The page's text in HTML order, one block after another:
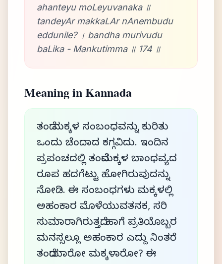
ahanteyu moLeyuvanaka ॥
tandeyAr makkaLAr nAnembudu
eddunile? । bandha murivudu
baLika - Mankutimma ॥ 174 ॥
Meaning in Kannada
ತಂದೆ ಮಕ್ಕಳ ಸಂಬಂಧವನ್ನು ಕುರಿತು
ಒಂದು ಚೆಂದಾದ ಕಗ್ಗವಿದು. ಇಂದಿನ
ಪ್ರಪಂಚದಲ್ಲಿ ತಂದೆಮಕ್ಕಳ ಬಾಂಧವ್ಯದ
ರೂಪ ಹದಗೆಟ್ಟು ಹೋಗಿರುವುದನ್ನು
ನೋಡಿ. ಈ ಸಂಬಂಧಗಳು ಮಕ್ಕಳಲ್ಲಿ
ಅಹಂಕಾರ ಮೊಳೆಯುವತನಕ, ಸರಿ
ಸುಮಾರಾಗಿರುತ್ತದೆ. ಹಾಗೆ ಪ್ರತಿಯೊಬ್ಬರ
ಮನಸ್ಸಲ್ಲೂ ಅಹಂಕಾರ ಎದ್ದು ನಿಂತರೆ
ತಂದೆಯಾರೋ ಮಕ್ಕಳಾರೋ? ಈ